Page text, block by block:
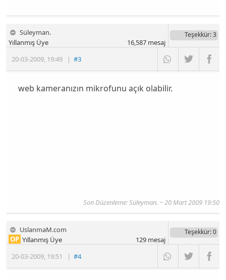
Süleyman.
20-03-2009, 19:49 |#3
Yıllanmış Üye
Teşekkür: 3
16,587mesaj
web kameranızın mikrofunu açık olabilir.
Son Düzenleme: Süleyman. ~ 20 Mart 2009 19:50
UslanmaM.com
20-03-2009, 19:51 |#4
OP Yıllanmış Üye
Teşekkür: 0
129mesaj